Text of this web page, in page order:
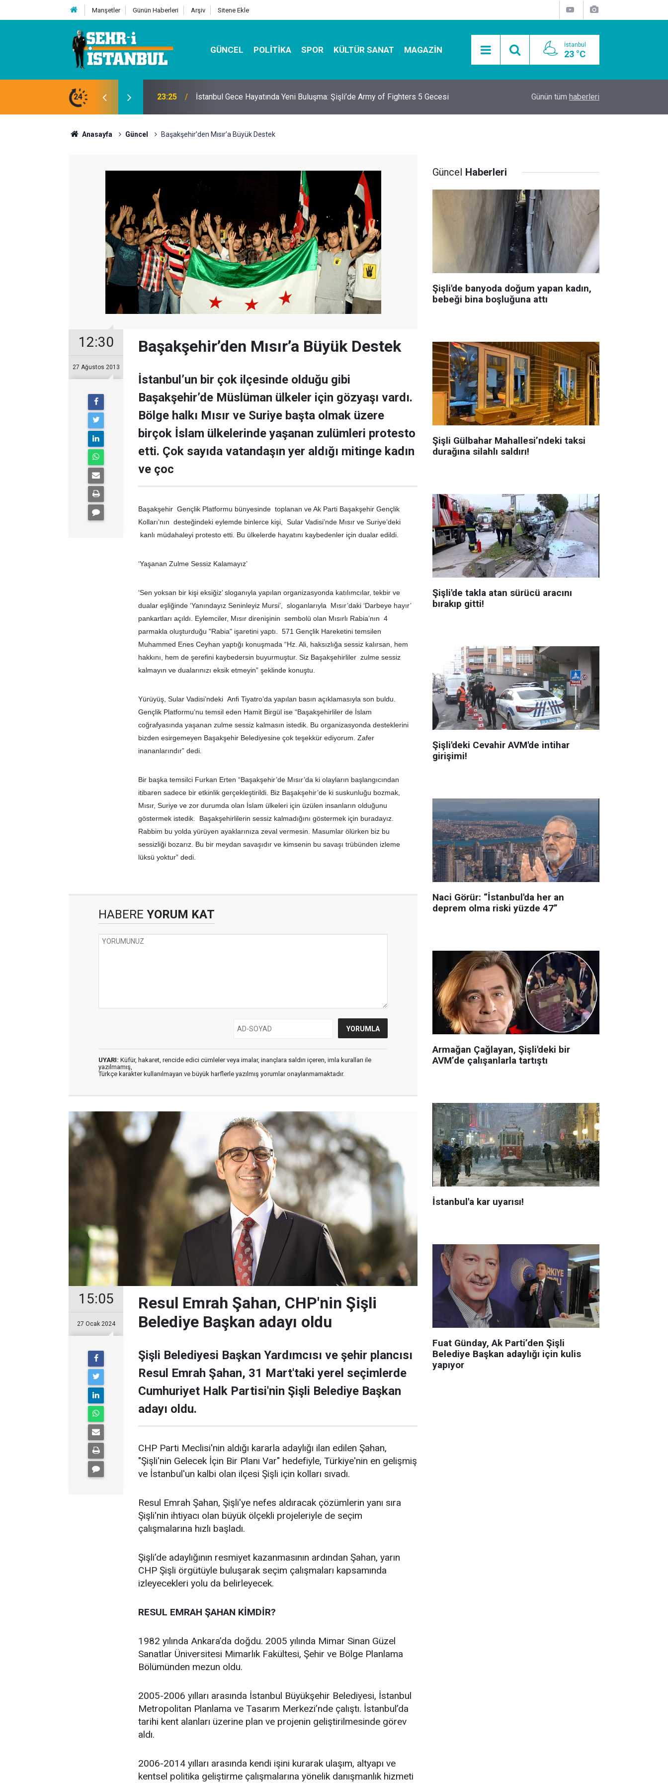
Manşetler Günün Haberleri Arşiv Sitene Ekle
GÜNCEL POLITIKA SPOR KÜLTÜR SANAT MAGAZIN İstanbul
23 °C
24
Değişken? Uzmanlardan Önemli Uyarılar 23:25 İstanbul Gece Hayatında Yeni Buluşma: Şişli’de Army of Fighters 5 Gecesi
Bcs Uzmanlığı
Günün tüm haberleri
Anasayfa Güncel Başakşehir’den Mısır’a Büyük Destek
12:30
27 Ağustos 2013
Başakşehir’den Mısır’a Büyük Destek
İstanbul’un bir çok ilçesinde olduğu gibi
Başakşehir’de Müslüman ülkeler için gözyaşı vardı.
Bölge halkı Mısır ve Suriye başta olmak üzere
birçok İslam ülkelerinde yaşanan zulümleri protesto
etti. Çok sayıda vatandaşın yer aldığı mitinge kadın
ve çoc
Başakşehir Gençlik Platformu bünyesinde toplanan ve Ak Parti Başakşehir Gençlik
Kolları’nın desteğindeki eylemde binlerce kişi, Sular Vadisi’nde Mısır ve Suriye’deki
kanlı müdahaleyi protesto etti. Bu ülkelerde hayatını kaybedenler için dualar edildi.
‘Yaşanan Zulme Sessiz Kalamayız’
‘Sen yoksan bir kişi eksiğiz’ sloganıyla yapılan organizasyonda katılımcılar, tekbir ve
dualar eşliğinde ‘Yanındayız Seninleyiz Mursi’, sloganlarıyla Mısır’daki ‘Darbeye hayır’
pankartları açıldı. Eylemciler, Mısır direnişinin sembolü olan Mısırlı Rabia’nın 4
parmakla oluşturduğu "Rabia" işaretini yaptı. 571 Gençlik Hareketini temsilen
Muhammed Enes Ceyhan yaptığı konuşmada “Hz. Ali, haksızlığa sessiz kalırsan, hem
hakkını, hem de şerefini kaybedersin buyurmuştur. Siz Başakşehirliler zulme sessiz
kalmayın ve dualarınızı eksik etmeyin” şeklinde konuştu.
Yürüyüş, Sular Vadisi’ndeki Anfi Tiyatro’da yapılan basın açıklamasıyla son buldu.
Gençlik Platformu’nu temsil eden Hamit Birgül ise “Başakşehirliler de İslam
coğrafyasında yaşanan zulme sessiz kalmasın istedik. Bu organizasyonda desteklerini
bizden esirgemeyen Başakşehir Belediyesine çok teşekkür ediyorum. Zafer
inananlarındır” dedi.
Bir başka temsilci Furkan Erten “Başakşehir’de Mısır’da ki olayların başlangıcından
itibaren sadece bir etkinlik gerçekleştirildi. Biz Başakşehir’de ki suskunluğu bozmak,
Mısır, Suriye ve zor durumda olan İslam ülkeleri için üzülen insanların olduğunu
göstermek istedik. Başakşehirlilerin sessiz kalmadığını göstermek için buradayız.
Rabbim bu yolda yürüyen ayaklarınıza zeval vermesin. Masumlar ölürken biz bu
sessizliği bozarız. Bu bir meydan savaşıdır ve kimsenin bu savaşı trübünden izleme
lüksü yoktur” dedi.
HABERE YORUM KAT
UYARI: Küfür, hakaret, rencide edici cümleler veya imalar, inançlara saldırı içeren, imla kuralları ile
yazılmamış,
Türkçe karakter kullanılmayan ve büyük harflerle yazılmış yorumlar onaylanmamaktadır.
15:05
27 Ocak 2024
Resul Emrah Şahan, CHP'nin Şişli
Belediye Başkan adayı oldu
Şişli Belediyesi Başkan Yardımcısı ve şehir plancısı
Resul Emrah Şahan, 31 Mart'taki yerel seçimlerde
Cumhuriyet Halk Partisi'nin Şişli Belediye Başkan
adayı oldu.
CHP Parti Meclisi'nin aldığı kararla adaylığı ilan edilen Şahan,
"Şişli'nin Gelecek İçin Bir Planı Var" hedefiyle, Türkiye'nin en gelişmiş
ve İstanbul'un kalbi olan ilçesi Şişli için kolları sıvadı.
Resul Emrah Şahan, Şişli'ye nefes aldıracak çözümlerin yanı sıra
Şişli'nin ihtiyacı olan büyük ölçekli projeleriyle de seçim
çalışmalarına hızlı başladı.
Şişli’de adaylığının resmiyet kazanmasının ardından Şahan, yarın
CHP Şişli örgütüyle buluşarak seçim çalışmaları kapsamında
izleyecekleri yolu da belirleyecek.
RESUL EMRAH ŞAHAN KİMDİR?
1982 yılında Ankara’da doğdu. 2005 yılında Mimar Sinan Güzel
Sanatlar Üniversitesi Mimarlık Fakültesi, Şehir ve Bölge Planlama
Bölümünden mezun oldu.
2005-2006 yılları arasında İstanbul Büyükşehir Belediyesi, İstanbul
Metropolitan Planlama ve Tasarım Merkezi’nde çalıştı. İstanbul’da
tarihi kent alanları üzerine plan ve projenin geliştirilmesinde görev
aldı.
2006-2014 yılları arasında kendi işini kurarak ulaşım, altyapı ve
kentsel politika geliştirme çalışmalarına yönelik danışmanlık hizmeti
Güncel Haberleri
Şişli'de banyoda doğum yapan kadın,
bebeği bina boşluğuna attı
Şişli Gülbahar Mahallesi’ndeki taksi
durağına silahlı saldırı!
Şişli'de takla atan sürücü aracını
bırakıp gitti!
Şişli'deki Cevahir AVM'de intihar
girişimi!
Naci Görür: “İstanbul'da her an
deprem olma riski yüzde 47”
Armağan Çağlayan, Şişli'deki bir
AVM’de çalışanlarla tartıştı
İstanbul'a kar uyarısı!
Fuat Günday, Ak Parti’den Şişli
Belediye Başkan adaylığı için kulis
yapıyor